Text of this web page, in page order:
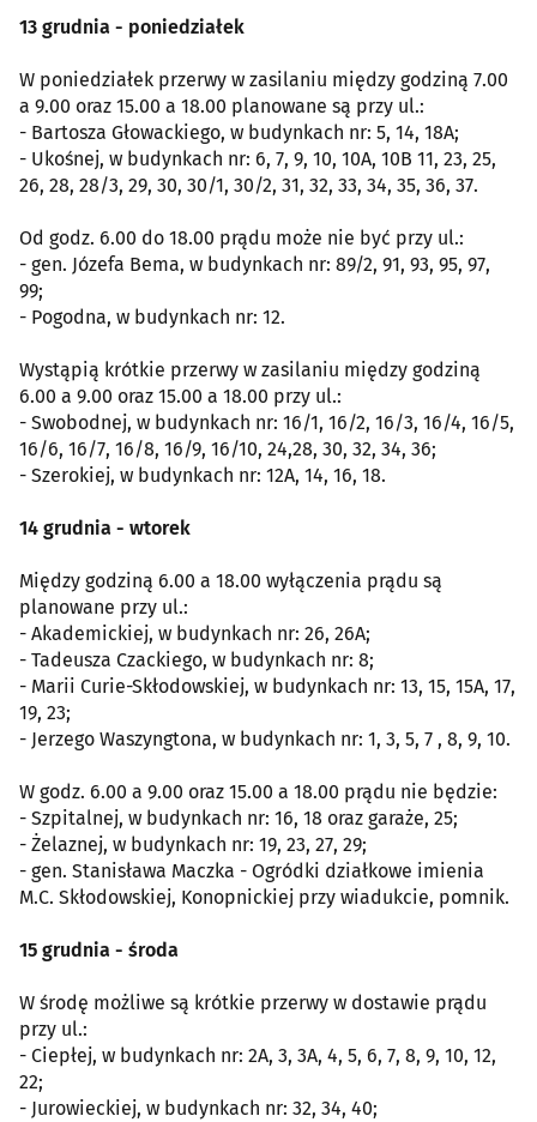
13 grudnia - poniedziałek
W poniedziałek przerwy w zasilaniu między godziną 7.00
a 9.00 oraz 15.00 a 18.00 planowane są przy ul.:
- Bartosza Głowackiego, w budynkach nr: 5, 14, 18A;
- Ukośnej, w budynkach nr: 6, 7, 9, 10, 10A, 10B 11, 23, 25,
26, 28, 28/3, 29, 30, 30/1, 30/2, 31, 32, 33, 34, 35, 36, 37.
Od godz. 6.00 do 18.00 prądu może nie być przy ul.:
- gen. Józefa Bema, w budynkach nr: 89/2, 91, 93, 95, 97,
99;
- Pogodna, w budynkach nr: 12.
Wystąpią krótkie przerwy w zasilaniu między godziną
6.00 a 9.00 oraz 15.00 a 18.00 przy ul.:
- Swobodnej, w budynkach nr: 16/1, 16/2, 16/3, 16/4, 16/5,
16/6, 16/7, 16/8, 16/9, 16/10, 24,28, 30, 32, 34, 36;
- Szerokiej, w budynkach nr: 12A, 14, 16, 18.
14 grudnia - wtorek
Między godziną 6.00 a 18.00 wyłączenia prądu są
planowane przy ul.:
- Akademickiej, w budynkach nr: 26, 26A;
- Tadeusza Czackiego, w budynkach nr: 8;
- Marii Curie-Skłodowskiej, w budynkach nr: 13, 15, 15A, 17,
19, 23;
- Jerzego Waszyngtona, w budynkach nr: 1, 3, 5, 7 , 8, 9, 10.
W godz. 6.00 a 9.00 oraz 15.00 a 18.00 prądu nie będzie:
- Szpitalnej, w budynkach nr: 16, 18 oraz garaże, 25;
- Żelaznej, w budynkach nr: 19, 23, 27, 29;
- gen. Stanisława Maczka - Ogródki działkowe imienia
M.C. Skłodowskiej, Konopnickiej przy wiadukcie, pomnik.
15 grudnia - środa
W środę możliwe są krótkie przerwy w dostawie prądu
przy ul.:
- Ciepłej, w budynkach nr: 2A, 3, 3A, 4, 5, 6, 7, 8, 9, 10, 12,
22;
- Jurowieckiej, w budynkach nr: 32, 34, 40;